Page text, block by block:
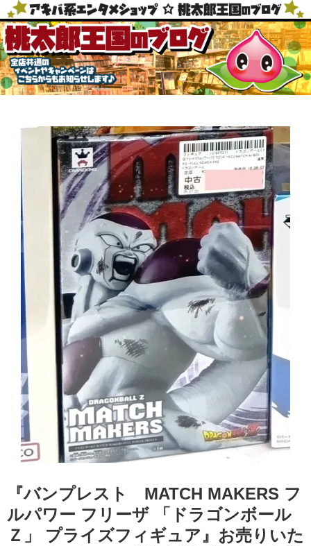
『バンプレスト MATCH MAKERS フ
ルパワー フリーザ 「ドラゴンボール
Ｚ」 プライズフィギュア』お売りいた